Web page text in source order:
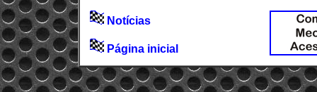
Notícias
Página inicial